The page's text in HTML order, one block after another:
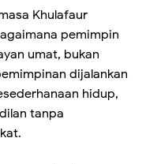
Khulafaur
pemimpin
umat, bukan
dijalankan
hidup,
tanpa